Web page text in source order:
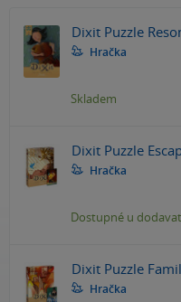
Dixit Puzzle
Hračka
Skladem
Dixit Puzzle
Hračka
Dostupné u
Dixit Puzzle
Hračka